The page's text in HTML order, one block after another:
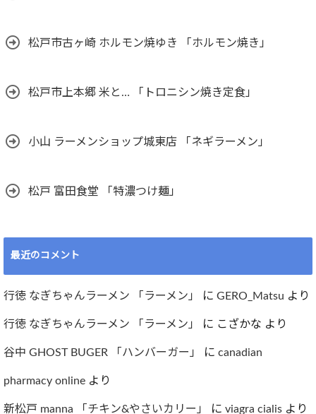
松戸市古ヶ崎 ホルモン焼ゆき 「ホルモン焼き」
松戸市上本郷 米と… 「トロニシン焼き定食」
小山 ラーメンショップ城東店 「ネギラーメン」
松戸 富田食堂 「特濃つけ麺」
最近のコメント
行徳 なぎちゃんラーメン 「ラーメン」 に GERO_Matsu より
行徳 なぎちゃんラーメン 「ラーメン」 に こざかな より
谷中 GHOST BUGER 「ハンバーガー」 に canadian
pharmacy online より
新松戸 manna 「チキン&やさいカリー」 に viagra cialis より